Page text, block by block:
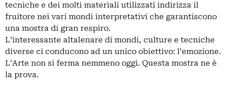
tecniche e dei molti materiali utilizzati indirizza il
fruitore nei vari mondi interpretativi che garantiscono
una mostra di gran respiro.
L’interessante altalenare di mondi, culture e tecniche
diverse ci conducono ad un unico obiettivo: l’emozione.
L’Arte non si ferma nemmeno oggi. Questa mostra ne è
la prova.